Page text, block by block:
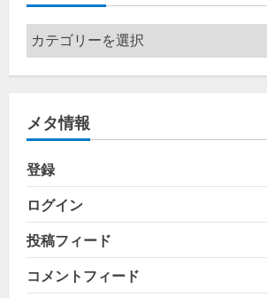
カ
テ
ゴ
ー
メタ情報
登録
ログイン
投稿フィード
コメントフィード